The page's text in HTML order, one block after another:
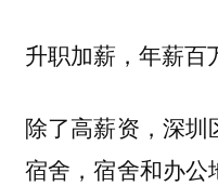
升职加薪，年薪百
除了高薪资，深
宿舍，宿舍和办